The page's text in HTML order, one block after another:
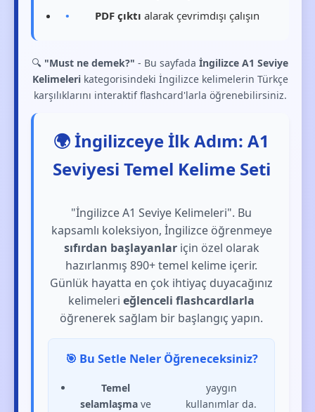
PDF çıktı alarak çevrimdışı çalışın
🔍 "Must ne demek?" - Bu sayfadaİngilizce A1 Seviye
Kelimelerikategorisindeki İngilizce kelimelerin Türkçe
karşılıklarını interaktif flashcard'larla öğrenebilirsiniz.
🌍 İngilizceye İlk Adım: A1
Seviyesi Temel Kelime Seti
"İngilizce A1 Seviye Kelimeleri". Bu
kapsamlı koleksiyon, İngilizce öğrenmeye
sıfırdan başlayanlariçin özel olarak
hazırlanmış 890+ temel kelime içerir.
Günlük hayatta en çok ihtiyaç duyacağınız
kelimelerieğlenceli flashcardlarla
öğrenerek sağlam bir başlangıç yapın.
🎯 Bu Setle Neler Öğreneceksiniz?
Temel
selamlaşmave
yaygın
kullanımlar da.